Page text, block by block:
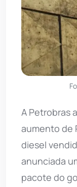
A Petrobras
aumento de
diesel
anunciada
pacote do